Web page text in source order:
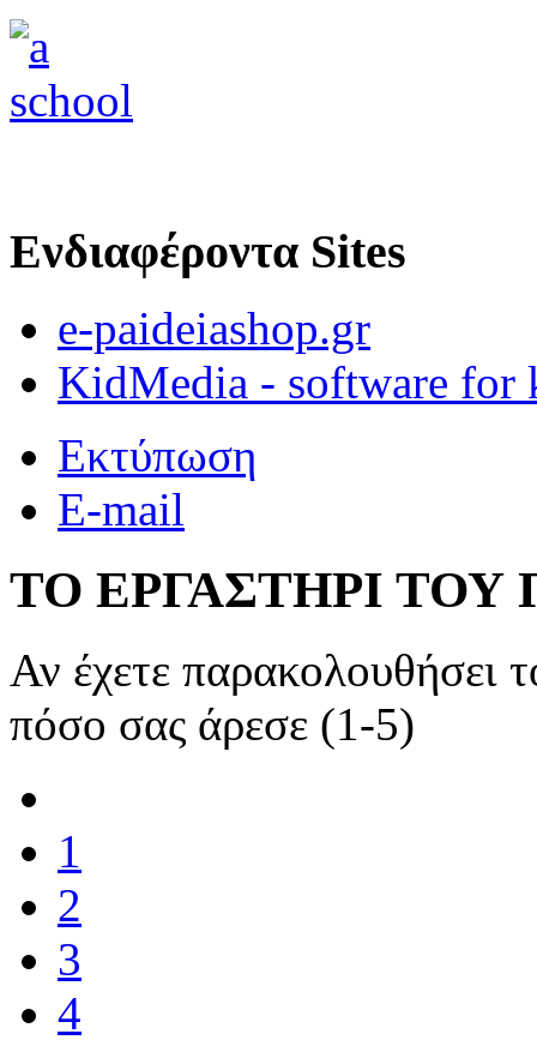
Ενδιαφέροντα Sites
e-paideiashop.gr
KidMedia - software for
Εκτύπωση
E-mail
ΤΟ ΕΡΓΑΣΤΗΡΙ ΤΟΥ
Αν έχετε παρακολουθήσει
πόσο σας άρεσε (1-5)
1
2
3
4